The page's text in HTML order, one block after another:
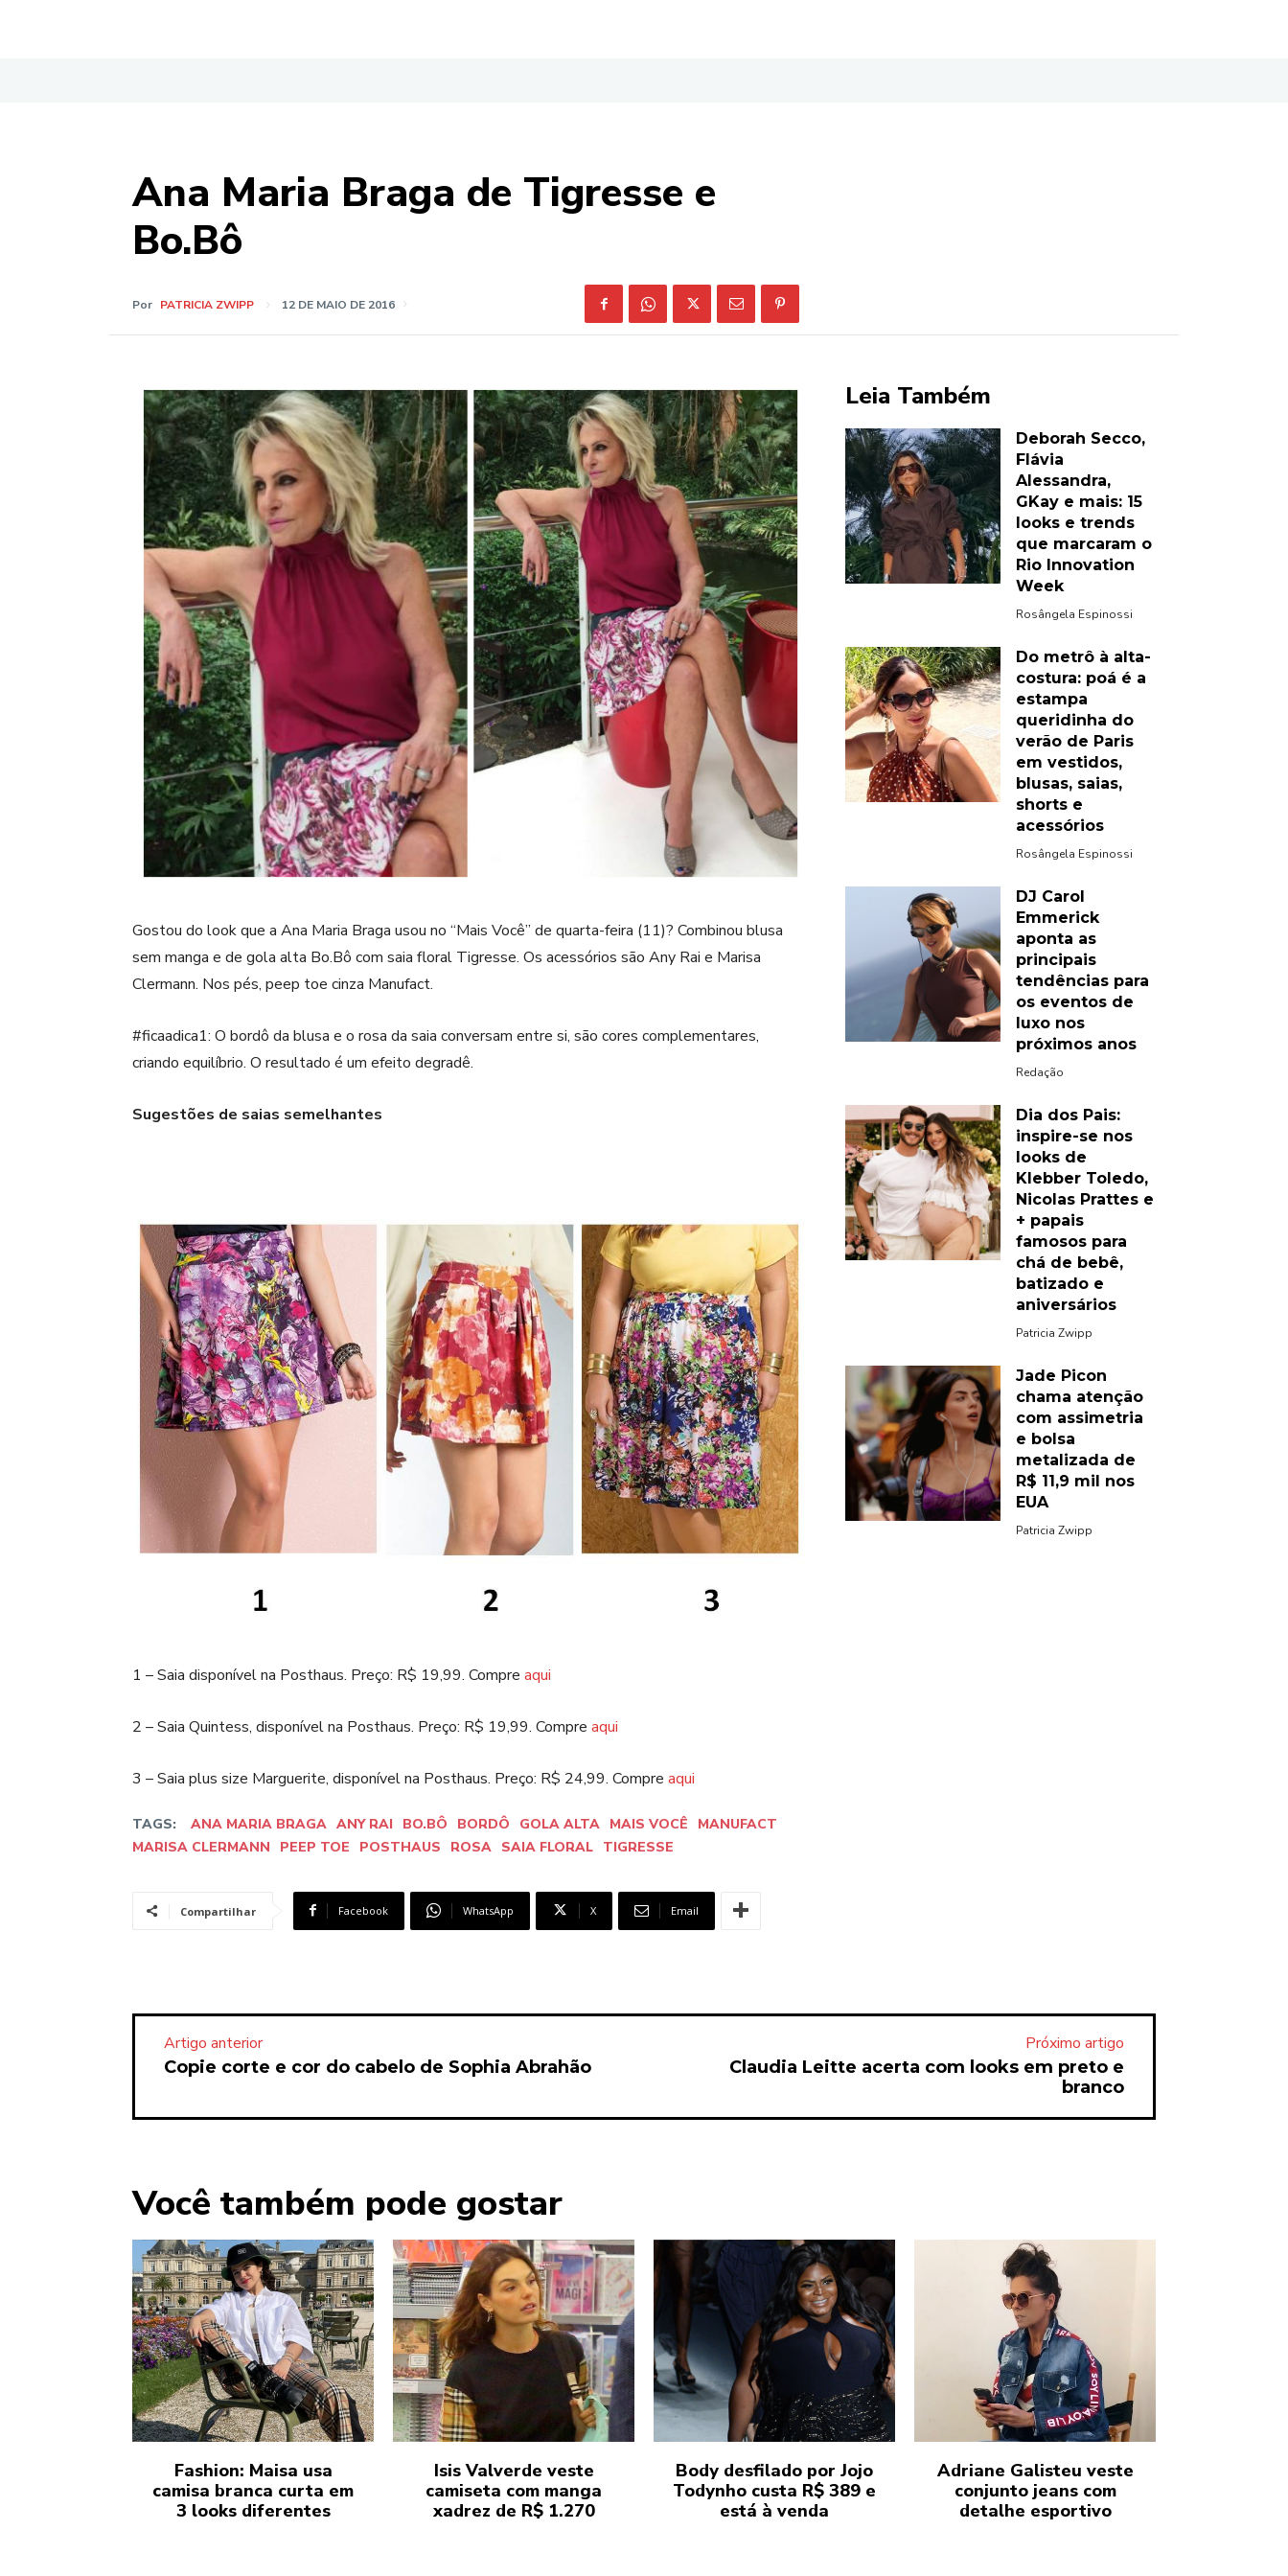
Ana Maria Braga de Tigresse e
Bo.Bô
Por PATRICIA ZWIPP 12 DE MAIO DE 2016
Gostou do look que a Ana Maria Braga usou no “Mais Você” de quarta-feira (11)? Combinou blusa
sem manga e de gola alta Bo.Bô com saia floral Tigresse. Os acessórios são Any Rai e Marisa
Clermann. Nos pés, peep toe cinza Manufact.
#ficaadica1: O bordô da blusa e o rosa da saia conversam entre si, são cores complementares,
criando equilíbrio. O resultado é um efeito degradê.
Sugestões de saias semelhantes
1 – Saia disponível na Posthaus. Preço: R$ 19,99. Compre aqui
2 – Saia Quintess, disponível na Posthaus. Preço: R$ 19,99. Compre aqui
3 – Saia plus size Marguerite, disponível na Posthaus. Preço: R$ 24,99. Compre aqui
TAGS: ANA MARIA BRAGA ANY RAI BO.BÔ BORDÔ GOLA ALTA MAIS VOCÊ
MANUFACT
MARISA CLERMANN
PEEP TOE POSTHAUS ROSA SAIA FLORAL TIGRESSE
Compartilhar Facebook WhatsApp X Email
Leia Também
Deborah Secco,
Flávia
Alessandra,
GKay e mais: 15
looks e trends
que marcaram o
Rio Innovation
Week
Rosângela Espinossi
Do metrô à alta-
costura: poá é a
estampa
queridinha do
verão de Paris
em vestidos,
blusas, saias,
shorts e
acessórios
Rosângela Espinossi
DJ Carol
Emmerick
aponta as
principais
tendências para
os eventos de
luxo nos
próximos anos
Redação
Dia dos Pais:
inspire-se nos
looks de
Klebber Toledo,
Nicolas Prattes e
+ papais
famosos para
chá de bebê,
batizado e
aniversários
Patricia Zwipp
Jade Picon
chama atenção
com assimetria
e bolsa
metalizada de
R$ 11,9 mil nos
EUA
Patricia Zwipp
Artigo anterior
Copie corte e cor do cabelo de Sophia Abrahão
Próximo artigo
Claudia Leitte acerta com looks em preto e
branco
Você também pode gostar
Fashion: Maisa usa
camisa branca curta em
3 looks diferentes
Isis Valverde veste
camiseta com manga
xadrez de R$ 1.270
Body desfilado por Jojo
Todynho custa R$ 389 e
está à venda
Adriane Galisteu veste
conjunto jeans com
detalhe esportivo